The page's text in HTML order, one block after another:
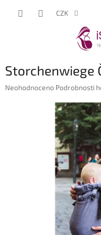
CZK
Storchenwiege
Průměrné
Neohodnoceno Podrobnosti